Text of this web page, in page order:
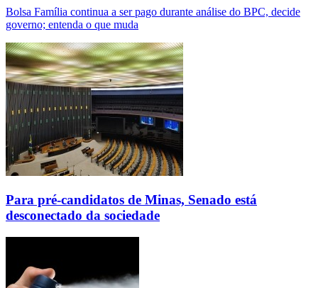
Bolsa Família continua a ser pago durante análise do BPC, decide
governo; entenda o que muda
Para pré-candidatos de Minas, Senado está
desconectado da sociedade